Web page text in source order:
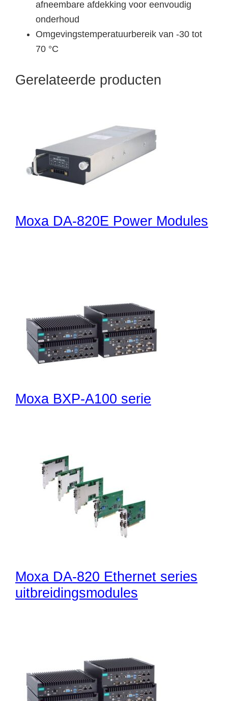
afneembare afdekking voor eenvoudig
onderhoud
Omgevingstemperatuurbereik van -30 tot
70 °C
Gerelateerde producten
Moxa DA-820E Power Modules
Moxa BXP-A100 serie
Moxa DA-820 Ethernet series
uitbreidingsmodules